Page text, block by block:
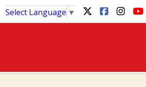
Select Language ▼